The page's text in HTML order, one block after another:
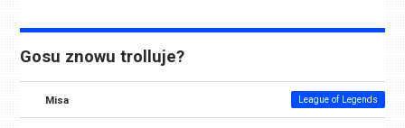
Gosu znowu trolluje?
Misa League of Legends